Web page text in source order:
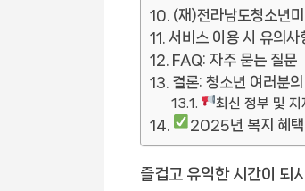
(재)전라남도청소년
서비스 이용 시 유의사
FAQ: 자주 묻는 질문
결론: 청소년 여러분
최신 정부 및 지
2025년 복지 혜택
즐겁고 유익한 시간이 되